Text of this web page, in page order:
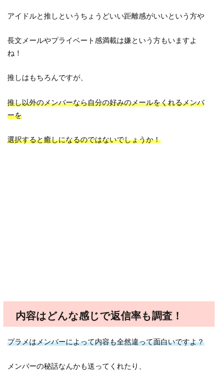
アイドルと推しというちょうどいい距離感がいいという方や
長文メールやプライベート感満載は嫌という方もいますよ
ね！
推しはもちろんですが、
推し以外のメンバーなら自分の好みのメールをくれるメンバ
ーを
選択すると癒しになるのではないでしょうか！
内容はどんな感じで返信率も調査！
プラメはメンバーによって内容も全然違って面白いですよ？
メンバーの秘話なんかも送ってくれたり、